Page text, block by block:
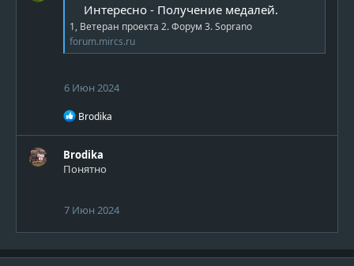
Интересно - Получение медалей.
1, Ветеран проекта 2. Форум 3. Soprano
forum.mircs.ru
6 Июн 2024
Р
а
к
ц
Brodika
Brodika
Понятно
7 Июн 2024